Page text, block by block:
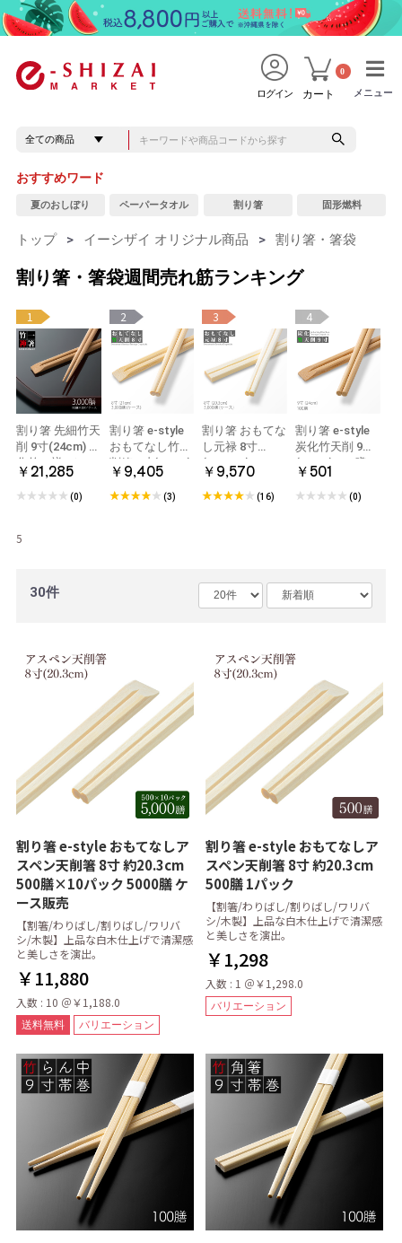
メニュー
メニュー
ログイン カート
0
おすすめワード
夏のおしぼり ペーパータオル 割り箸 固形燃料
トップ > イーシザイ オリジナル商品 > 割り箸・箸袋
割り箸・箸袋週間売れ筋ランキング
1
割り箸 先細竹天
削 9寸(24cm) 炭
化竹一禅 1ケー
ス 3000膳入
￥21,285
(0)
2
割り箸 e-style
おもてなし竹天
削箸 8寸(21cm)
3000膳 1ケース
￥9,405
(3)
3
割り箸 おもてな
し元禄 8寸
(20.3cm) 5000
膳 1ケース
￥9,570
(16)
4
割り箸 e-style
炭化竹天削 9寸
(24cm) 100膳
￥501
(0)
5
割り箸 e-style
おもてなし竹天
削箸 8寸(21cm)
30件
割り箸 e-style おもてなしア
スペン天削箸 8寸 約20.3cm
500膳×10パック 5000膳 ケ
ース販売
【割箸/わりばし/割りばし/ワリバ
シ/木製】上品な白木仕上げで清潔感
と美しさを演出。
￥11,880
入数 : 10 ＠￥1,188.0
送料無料 バリエーション
割り箸 e-style おもてなしア
スペン天削箸 8寸 約20.3cm
500膳 1パック
【割箸/わりばし/割りばし/ワリバ
シ/木製】上品な白木仕上げで清潔感
と美しさを演出。
￥1,298
入数 : 1 ＠￥1,298.0
バリエーション